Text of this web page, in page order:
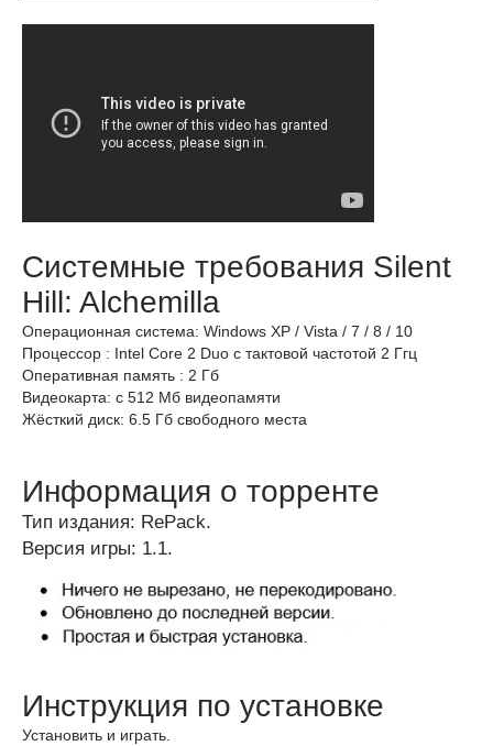
Системные требования Silent
Hill: Alchemilla
Операционная система: Windows XP / Vista / 7 / 8 / 10
Процессор : Intel Core 2 Duo с тактовой частотой 2 Ггц
Оперативная память : 2 Гб
Видеокарта: с 512 Мб видеопамяти
Жёсткий диск: 6.5 Гб свободного места
Информация о торренте
Тип издания: RePack.
Версия игры: 1.1.
Инструкция по установке
Установить и играть.